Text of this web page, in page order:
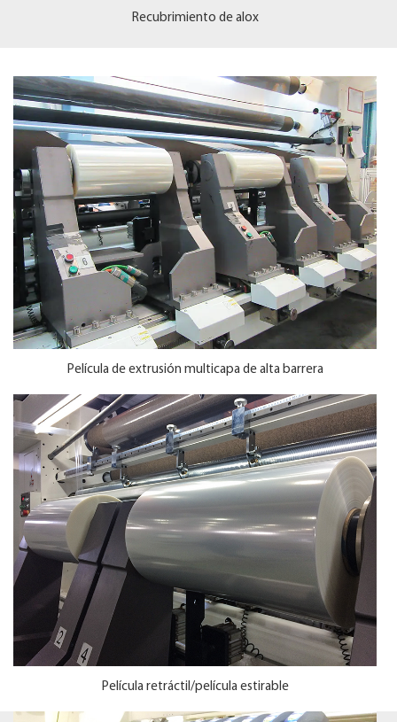
Recubrimiento de alox
Película de extrusión multicapa de alta barrera
Película retráctil/película estirable